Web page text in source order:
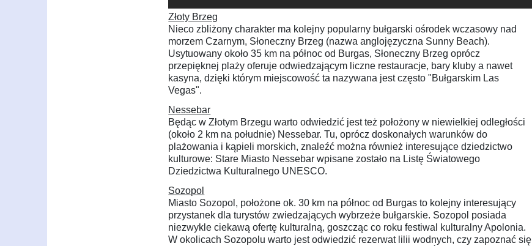
Złoty Brzeg
Nieco zbliżony charakter ma kolejny popularny bułgarski ośrodek wczasowy nad
morzem Czarnym, Słoneczny Brzeg (nazwa anglojęzyczna Sunny Beach).
Usytuowany około 35 km na północ od Burgas, Słoneczny Brzeg oprócz
przepięknej plaży oferuje odwiedzającym liczne restauracje, bary kluby a nawet
kasyna, dzięki którym miejscowość ta nazywana jest często "Bułgarskim Las
Vegas".
Nessebar
Będąc w Złotym Brzegu warto odwiedzić jest też położony w niewielkiej odległości
(około 2 km na południe) Nessebar. Tu, oprócz doskonałych warunków do
plażowania i kąpieli morskich, znaleźć można również interesujące dziedzictwo
kulturowe: Stare Miasto Nessebar wpisane zostało na Listę Światowego
Dziedzictwa Kulturalnego UNESCO.
Sozopol
Miasto Sozopol, położone ok. 30 km na północ od Burgas to kolejny interesujący
przystanek dla turystów zwiedzających wybrzeże bułgarskie. Sozopol posiada
niezwykle ciekawą ofertę kulturalną, goszcząc co roku festiwal kulturalny Apolonia.
W okolicach Sozopolu warto jest odwiedzić rezerwat lilii wodnych, czy zapoznać się